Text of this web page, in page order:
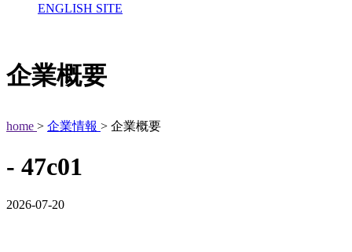
ENGLISH SITE
企業概要
home > 企業情報 > 企業概要
- 47c01
2026-07-20